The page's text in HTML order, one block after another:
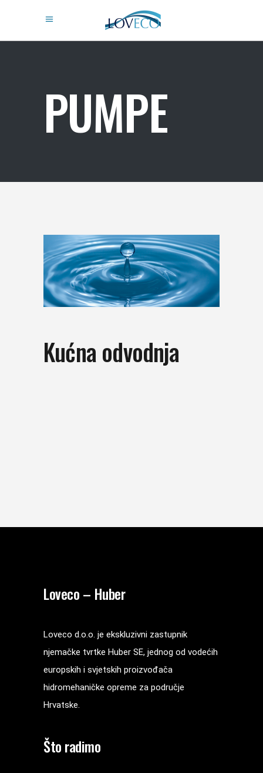
PUMPE
Kućna odvodnja
Loveco – Huber
Loveco d.o.o. je ekskluzivni zastupnik
njemačke tvrtke Huber SE, jednog od vodećih
europskih i svjetskih proizvođača
hidromehaničke opreme za područje
Hrvatske.
Što radimo